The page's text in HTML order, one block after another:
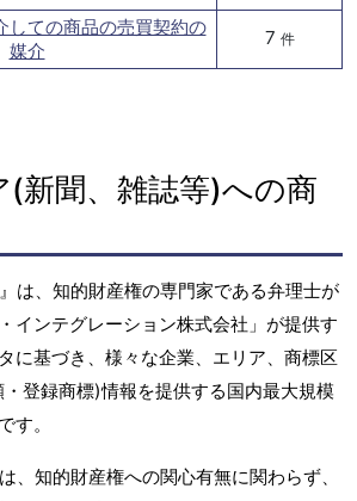
しての商品の売買契約の
媒介
7 件
(新聞、雑誌等)への商
は、知的財産権の専門家である弁理士が
インテグレーション株式会社」が提供す
に基づき、様々な企業、エリア、商標区
登録商標)情報を提供する国内最大規模
す。
、知的財産権への関心有無に関わらず、